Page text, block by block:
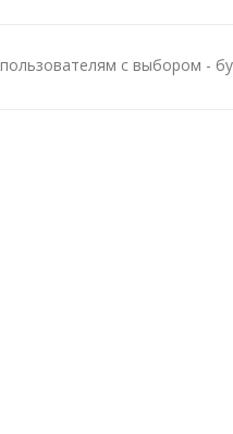
с выбором -